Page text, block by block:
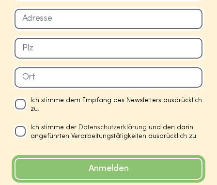
Ich stimme dem Empfang des Newsletters ausdrücklich
zu.
Ich stimme der Datenschutzerklärung und den darin
angeführten Verarbeitungstätigkeiten ausdrücklich zu.
Anmelden